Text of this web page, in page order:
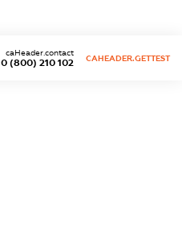
0 (800) 210 102
caHeader.contact
CAHEADER.GETTEST